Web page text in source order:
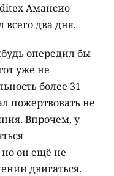
Амансио
два дня.
опередил бы
уже не
более 31
пожертвовать не
Впрочем, у
он ещё не
двигаться.